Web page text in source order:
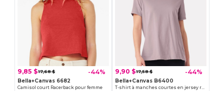
9,85 $17,68 $ -44%
Bella+Canvas 6682
Camisol court Racerback pour femme
9,90 $17,58 $ -44%
Bella+Canvas B6400
T-shirt à manches courtes en jersey relaxant Missy's